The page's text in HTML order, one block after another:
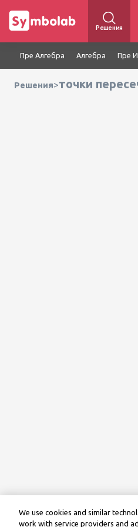
Решения
Пре Алгебра Алгебра Пре
Решения>точки
We use cookies and similar
work with service providers and